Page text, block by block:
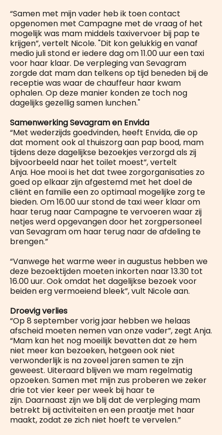
“Samen met mijn vader heb ik toen contact
opgenomen met Campagne met de vraag of het
mogelijk was mam middels taxivervoer bij pap te
krijgen”, vertelt Nicole. "Dit kon gelukkig en vanaf
medio juli stond er iedere dag om 11.00 uur een taxi
voor haar klaar. De verpleging van Sevagram
zorgde dat mam dan telkens op tijd beneden bij de
receptie was waar de chauffeur haar kwam
ophalen. Op deze manier konden ze toch nog
dagelijks gezellig samen lunchen."
Samenwerking Sevagram en Envida
“Met wederzijds goedvinden, heeft Envida, die op
dat moment ook al thuiszorg aan pap bood, mam
tijdens deze dagelijkse bezoekjes verzorgd als zij
bijvoorbeeld naar het toilet moest”, vertelt
Anja. Hoe mooi is het dat twee zorgorganisaties zo
goed op elkaar zijn afgestemd met het doel de
cliënt en familie een zo optimaal mogelijke zorg te
bieden. Om 16.00 uur stond de taxi weer klaar om
haar terug naar Campagne te vervoeren waar zij
netjes werd opgevangen door het zorgpersoneel
van Sevagram om haar terug naar de afdeling te
brengen.”
“Vanwege het warme weer in augustus hebben we
deze bezoektijden moeten inkorten naar 13.30 tot
16.00 uur. Ook omdat het dagelijkse bezoek voor
beiden erg vermoeiend bleek”, vult Nicole aan.
Droevig verlies
“Op 8 september vorig jaar hebben we helaas
afscheid moeten nemen van onze vader”, zegt Anja.
“Mam kan het nog moeilijk bevatten dat ze hem
niet meer kan bezoeken, hetgeen ook niet
verwonderlijk is na zoveel jaren samen te zijn
geweest. Uiteraard blijven we mam regelmatig
opzoeken. Samen met mijn zus proberen we zeker
drie tot vier keer per week bij haar te
zijn. Daarnaast zijn we blij dat de verpleging mam
betrekt bij activiteiten en een praatje met haar
maakt, zodat ze zich niet hoeft te vervelen.”